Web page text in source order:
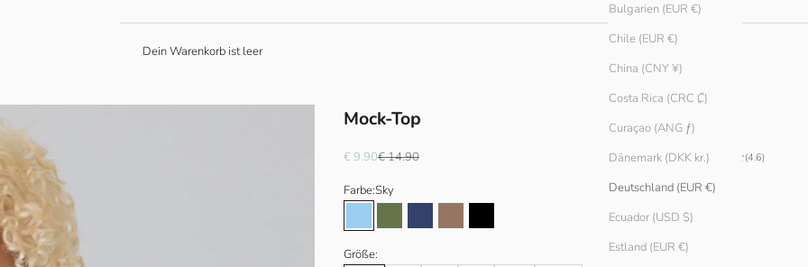
Bulgarien (EUR €)
Chile (EUR €)
China (CNY ¥)
Costa Rica (CRC ₡)
Curaçao (ANG ƒ)
Dänemark (DKK kr.)
Deutschland (EUR €)
Ecuador (USD $)
Estland (EUR €)
Dein Warenkorb ist leer
Mock-Top
Angebot
€ 9.90Regulärer Preis
€ 14.90 (4.6)
Farbe:Sky
Größe: